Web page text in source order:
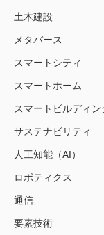
土木建設
メタバース
スマートシティ
スマートホーム
スマートビルディン
サステナビリティ
人工知能（AI）
ロボティクス
通信
要素技術